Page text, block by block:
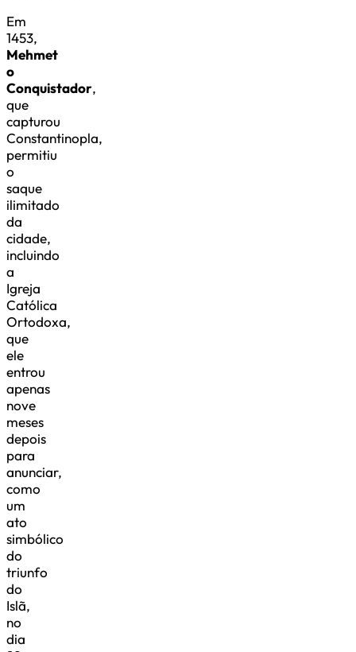
Em
1453,
Mehmet
o
Conquistador,
que
capturou
Constantinopla,
permitiu
o
saque
ilimitado
da
cidade,
incluindo
a
Igreja
Católica
Ortodoxa,
que
ele
entrou
apenas
nove
meses
depois
para
anunciar,
como
um
ato
simbólico
do
triunfo
do
Islã,
no
dia